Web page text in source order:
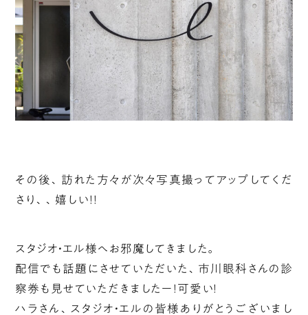
その後、訪れた方々が次々写真撮ってアップしてくだ
さり、、嬉しい！！
スタジオ・エル様へお邪魔してきました。
配信でも話題にさせていただいた、市川眼科さんの診
察券も見せていただきましたー！可愛い！
ハラさん、スタジオ・エルの皆様ありがとうございまし